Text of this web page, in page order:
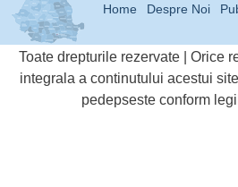
Home Despre Noi
Toate drepturile rezervate | Orice
integrala a continutului acestui
pedepseste conform